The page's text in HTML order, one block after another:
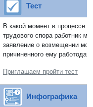
Тест
В какой момент в процессе
трудового спора работник
заявление о возмещении
причиненного ему
Приглашаем пройти тест
Инфографика